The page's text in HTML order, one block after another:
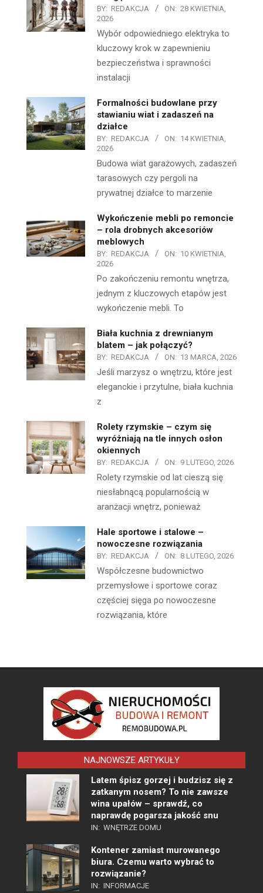
BY: REDAKCJA ON: 28 KWIETNIA,
2026
Wybór odpowiedniego elektryka to
kluczowy krok w zapewnieniu
bezpieczeństwa i sprawności
instalacji
Formalności budowlane przy
stawianiu wiat i zadaszeń na
działce
BY: REDAKCJA ON: 14 KWIETNIA,
2026
Budowa wiat garażowych, zadaszeń
tarasowych czy pergoli na
prywatnej działce to marzenie
Wykończenie mebli po remoncie
– rola drobnych akcesoriów
meblowych
BY: REDAKCJA ON: 10 KWIETNIA,
2026
Po zakończeniu remontu wnętrza,
jednym z kluczowych etapów jest
wykończenie mebli. To
Biała kuchnia z drewnianym
blatem – jak połączyć?
BY: REDAKCJA ON: 13 MARCA, 2026
Jeśli marzysz o wnętrzu, które jest
eleganckie i przytulne, biała kuchnia
z
Rolety rzymskie – czym się
wyróżniają na tle innych osłon
okiennych
BY: REDAKCJA ON: 9 LUTEGO, 2026
Rolety rzymskie od lat cieszą się
niesłabnącą popularnością w
aranżacji wnętrz, ponieważ
Hale sportowe i stalowe –
nowoczesne rozwiązania
BY: REDAKCJA ON: 8 LUTEGO, 2026
Współczesne budownictwo
przemysłowe i sportowe coraz
częściej sięga po nowoczesne
rozwiązania, które
NAJNOWSZE ARTYKUŁY
Latem śpisz gorzej i budzisz się z
zatkanym nosem? To nie zawsze
wina upałów – sprawdź, co
naprawdę pogarsza jakość snu
IN: WNĘTRZE DOMU
Kontener zamiast murowanego
biura. Czemu warto wybrać to
rozwiązanie?
IN: INFORMACJE